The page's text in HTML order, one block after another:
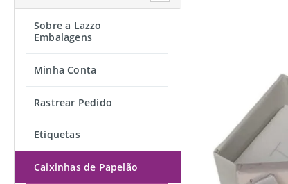
Sobre a Lazzo
Embalagens
Minha Conta
Rastrear Pedido
Etiquetas
Caixinhas de Papelão